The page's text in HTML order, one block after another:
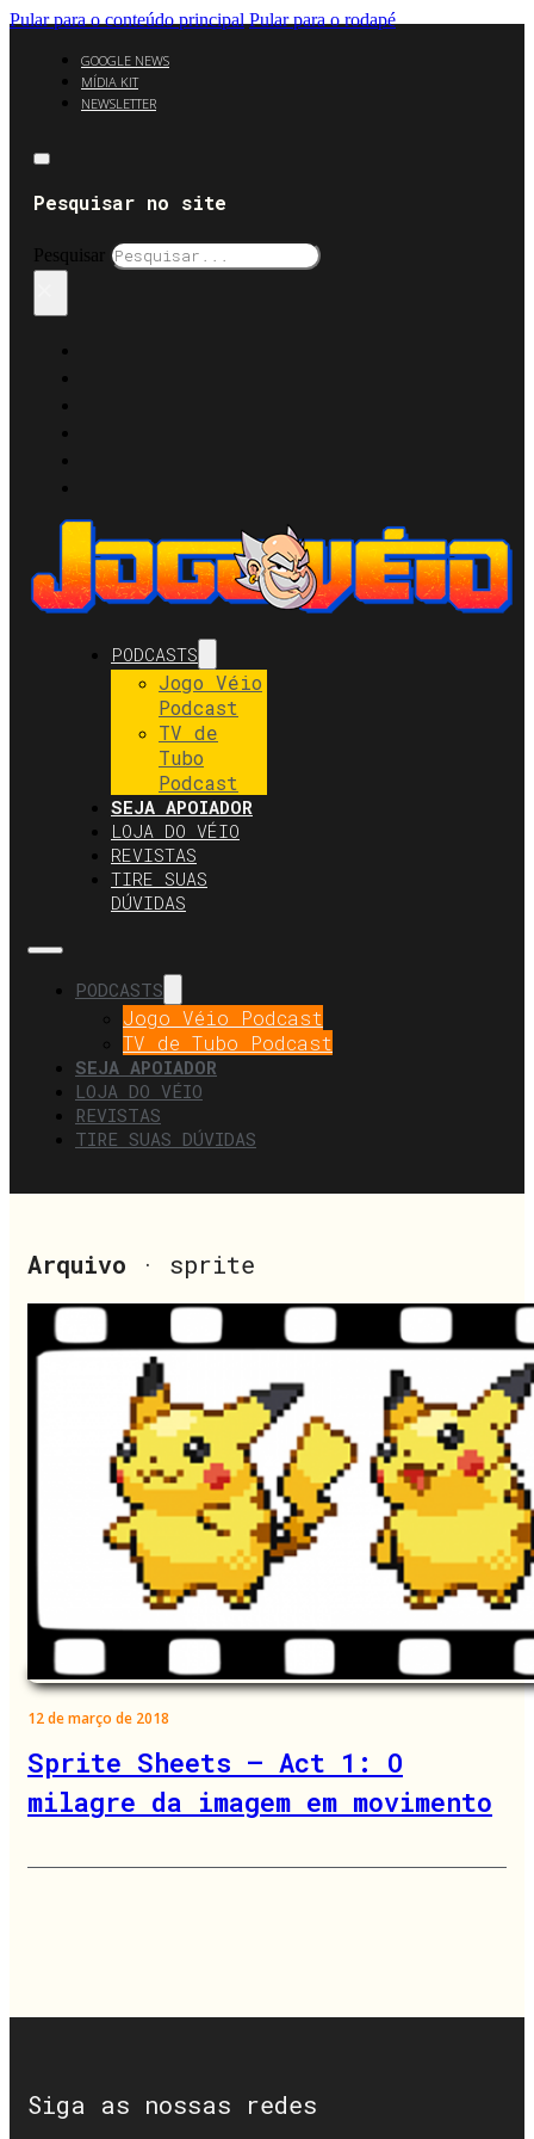
Pular para o conteúdo principal Pular para o rodapé
GOOGLE NEWS
MÍDIA KIT
NEWSLETTER
Pesquisar no site
Pesquisar
PODCASTS
Jogo Véio
Podcast
TV de
Tubo
Podcast
SEJA APOIADOR
LOJA DO VÉIO
REVISTAS
TIRE SUAS
DÚVIDAS
PODCASTS
Jogo Véio Podcast
TV de Tubo Podcast
SEJA APOIADOR
LOJA DO VÉIO
REVISTAS
TIRE SUAS DÚVIDAS
Arquivo · sprite
12 de março de 2018
Sprite Sheets – Act 1: O
milagre da imagem em movimento
Siga as nossas redes